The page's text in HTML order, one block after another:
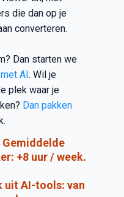
die dan op je
converteren.
Dan starten we
AI. Wil je
plek waar je
Dan pakken
Gemiddelde
+8 uur / week.
uit AI-tools: van